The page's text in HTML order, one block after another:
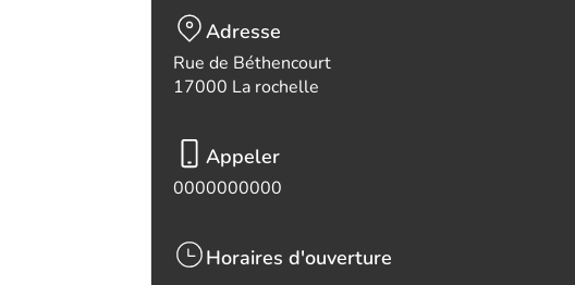
Adresse
Rue de Béthencourt
17000 La rochelle
Appeler
0000000000
Horaires d'ouverture